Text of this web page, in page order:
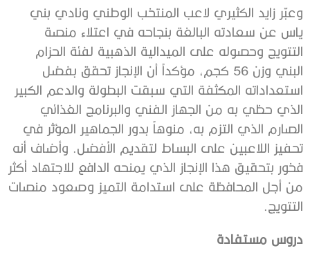
وعبّر زايد الكثيري لاعب المنتخب الوطني ونادي بني
ياس عن سعادته البالغة بنجاحه في اعتلاء منصة
التتويج وحصوله على الميدالية الذهبية لفئة الحزام
البني وزن 56 كجم، مؤكداً أن الإنجاز تحقق بفضل
استعداداته المكثفة التي سبقت البطولة والدعم الكبير
الذي حظي به من الجهاز الفني والبرنامج الغذائي
الصارم الذي التزم به، منوهاً بدور الجماهير المؤثر في
تحفيز اللاعبين على البساط لتقديم الأفضل. وأضاف أنه
فخور بتحقيق هذا الإنجاز الذي يمنحه الدافع للاجتهاد أكثر
من أجل المحافظة على استدامة التميز وصعود منصات
التتويج.
دروس مستفادة